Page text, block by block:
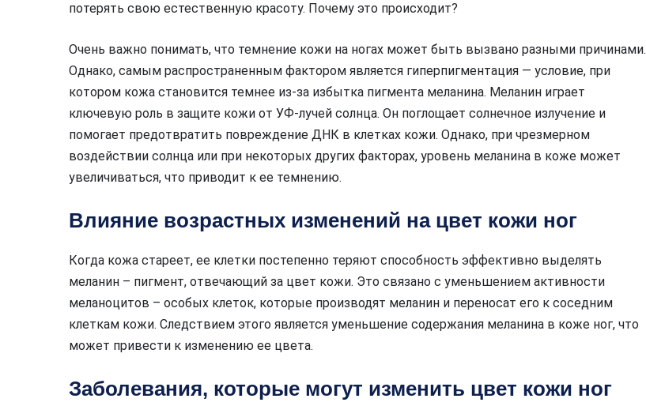
потерять свою естественную красоту. Почему это происходит?
Очень важно понимать, что темнение кожи на ногах может быть вызвано разными причинами.
Однако, самым распространенным фактором является гиперпигментация — условие, при
котором кожа становится темнее из-за избытка пигмента меланина. Меланин играет
ключевую роль в защите кожи от УФ-лучей солнца. Он поглощает солнечное излучение и
помогает предотвратить повреждение ДНК в клетках кожи. Однако, при чрезмерном
воздействии солнца или при некоторых других факторах, уровень меланина в коже может
увеличиваться, что приводит к ее темнению.
Влияние возрастных изменений на цвет кожи ног
Когда кожа стареет, ее клетки постепенно теряют способность эффективно выделять
меланин – пигмент, отвечающий за цвет кожи. Это связано с уменьшением активности
меланоцитов – особых клеток, которые производят меланин и переносат его к соседним
клеткам кожи. Следствием этого является уменьшение содержания меланина в коже ног, что
может привести к изменению ее цвета.
Заболевания, которые могут изменить цвет кожи ног